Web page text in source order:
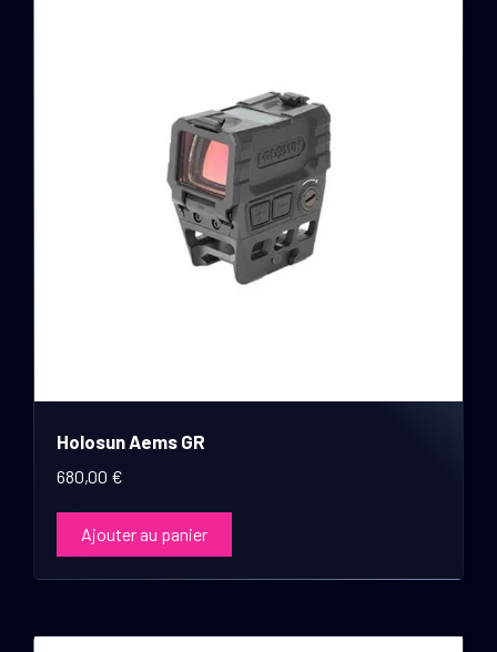
Holosun Aems GR
680,00 €
Ajouter au panier